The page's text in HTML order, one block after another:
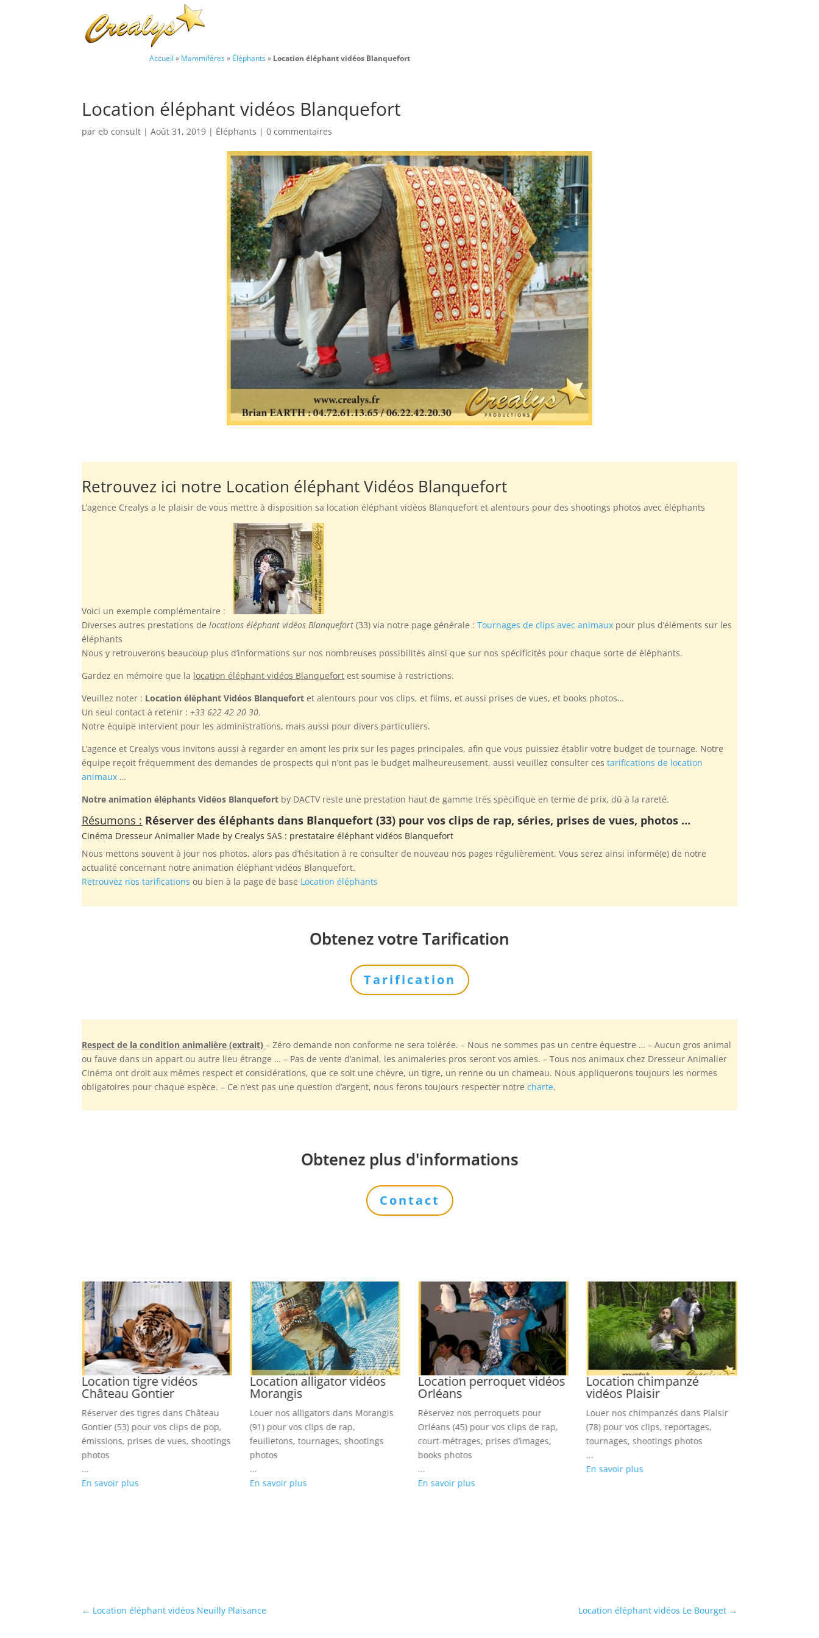
Accueil » Mammifères» Éléphants» Location éléphant vidéos Blanquefort
Location éléphant vidéos Blanquefort
pareb consult |Août 31, 2019 | Éléphants |0 commentaires
Retrouvez ici notre Location éléphant Vidéos Blanquefort
L’agence Crealys a le plaisir de vous mettre à disposition sa location éléphant vidéos Blanquefort et alentours pour des shootings photos avec éléphants
Voici un exemple complémentaire :
Diverses autres prestations delocations éléphant vidéos Blanquefort (33) via notre page générale :Tournages de clips avec animaux pour plus d’éléments sur les
éléphants
Nous y retrouverons beaucoup plus d’informations sur nos nombreuses possibilités ainsi que sur nos spécificités pour chaque sorte de éléphants.
Gardez en mémoire que la location éléphant vidéos Blanquefort est soumise à restrictions.
Veuillez noter : Location éléphant Vidéos Blanquefort et alentours pour vos clips, et films, et aussi prises de vues, et books photos…
Un seul contact à retenir : +33 622 42 20 30.
Notre équipe intervient pour les administrations, mais aussi pour divers particuliers.
L’agence et Crealys vous invitons aussi à regarder en amont les prix sur les pages principales, afin que vous puissiez établir votre budget de tournage. Notre
équipe reçoit fréquemment des demandes de prospects qui n’ont pas le budget malheureusement, aussi veuillez consulter cestarifications de location
animaux …
Notre animation éléphants Vidéos Blanquefort by DACTV reste une prestation haut de gamme très spécifique en terme de prix, dû à la rareté.
Résumons : Réserver des éléphants dans Blanquefort (33) pour vos clips de rap, séries, prises de vues, photos …
Cinéma Dresseur Animalier Made by Crealys SAS : prestataire éléphant vidéos Blanquefort
Nous mettons souvent à jour nos photos, alors pas d’hésitation à re consulter de nouveau nos pages régulièrement. Vous serez ainsi informé(e) de notre
actualité concernant notre animation éléphant vidéos Blanquefort.
Retrouvez nos tarifications ou bien à la page de base Location éléphants
Obtenez votre Tarification
Tarification
Respect de la condition animalière (extrait)– Zéro demande non conforme ne sera tolérée. – Nous ne sommes pas un centre équestre … – Aucun gros animal
ou fauve dans un appart ou autre lieu étrange … – Pas de vente d’animal, les animaleries pros seront vos amies. – Tous nos animaux chez Dresseur Animalier
Cinéma ont droit aux mêmes respect et considérations, que ce soit une chèvre, un tigre, un renne ou un chameau. Nous appliquerons toujours les normes
obligatoires pour chaque espèce. – Ce n’est pas une question d’argent, nous ferons toujours respecter notrecharte.
Obtenez plus d'informations
Contact
Location tigre vidéos
Château Gontier
Réserver des tigres dans Château
Gontier (53) pour vos clips de pop,
émissions, prises de vues, shootings
photos
...
En savoir plus
Location alligator vidéos
Morangis
Louer nos alligators dans Morangis
(91) pour vos clips de rap,
feuilletons, tournages, shootings
photos
...
En savoir plus
Location perroquet vidéos
Orléans
Réservez nos perroquets pour
Orléans (45) pour vos clips de rap,
court-métrages, prises d’images,
books photos
...
En savoir plus
Location chimpanzé
vidéos Plaisir
Louer nos chimpanzés dans Plaisir
(78) pour vos clips, reportages,
tournages, shootings photos
...
En savoir plus
← Location éléphant vidéos Neuilly Plaisance Location éléphant vidéos Le Bourget→